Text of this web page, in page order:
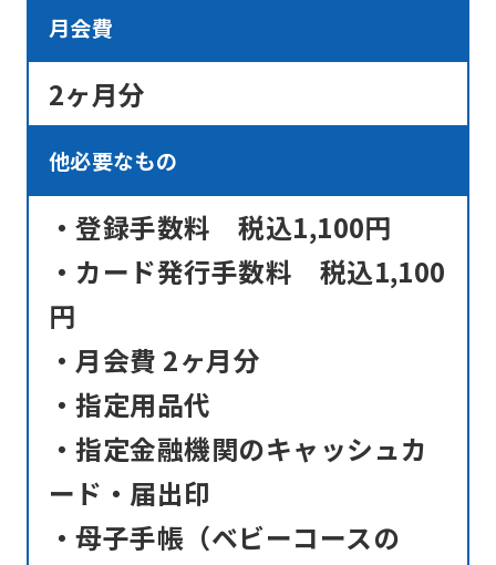
月会費
2ヶ月分
他必要なもの
・登録手数料 税込1,100円
・カード発行手数料 税込1,100
円
・月会費 2ヶ月分
・指定用品代
・指定金融機関のキャッシュカ
ード・届出印
・母子手帳（ベビーコースの